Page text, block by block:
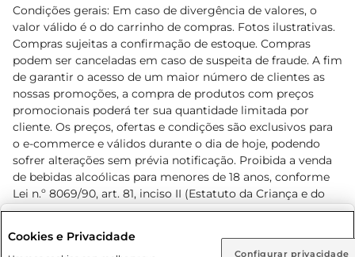
Condições gerais: Em caso de divergência de valores, o
valor válido é o do carrinho de compras. Fotos ilustrativas.
Compras sujeitas a confirmação de estoque. Compras
podem ser canceladas em caso de suspeita de fraude. A fim
de garantir o acesso de um maior número de clientes as
nossas promoções, a compra de produtos com preços
promocionais poderá ter sua quantidade limitada por
cliente. Os preços, ofertas e condições são exclusivos para
o e-commerce e válidos durante o dia de hoje, podendo
sofrer alterações sem prévia notificação. Proibida a venda
de bebidas alcoólicas para menores de 18 anos, conforme
Lei n.º 8069/90, art. 81, inciso II (Estatuto da Criança e do
Adolescente). Preços e condições exclusivos para o
prévio. O valor mínimo para as compras on-line é de R$
Cookies e Privacidade
Configurar privacidade